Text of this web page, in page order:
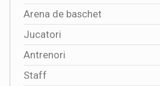
Arena de baschet
Jucatori
Antrenori
Staff